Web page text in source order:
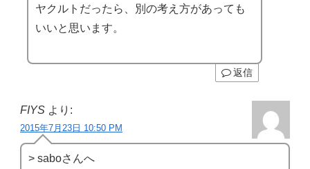
ヤクルトだったら、別の考え方があっても
いいと思います。
返信
FIYS より:
2015年7月23日 10:50 PM
> saboさんへ